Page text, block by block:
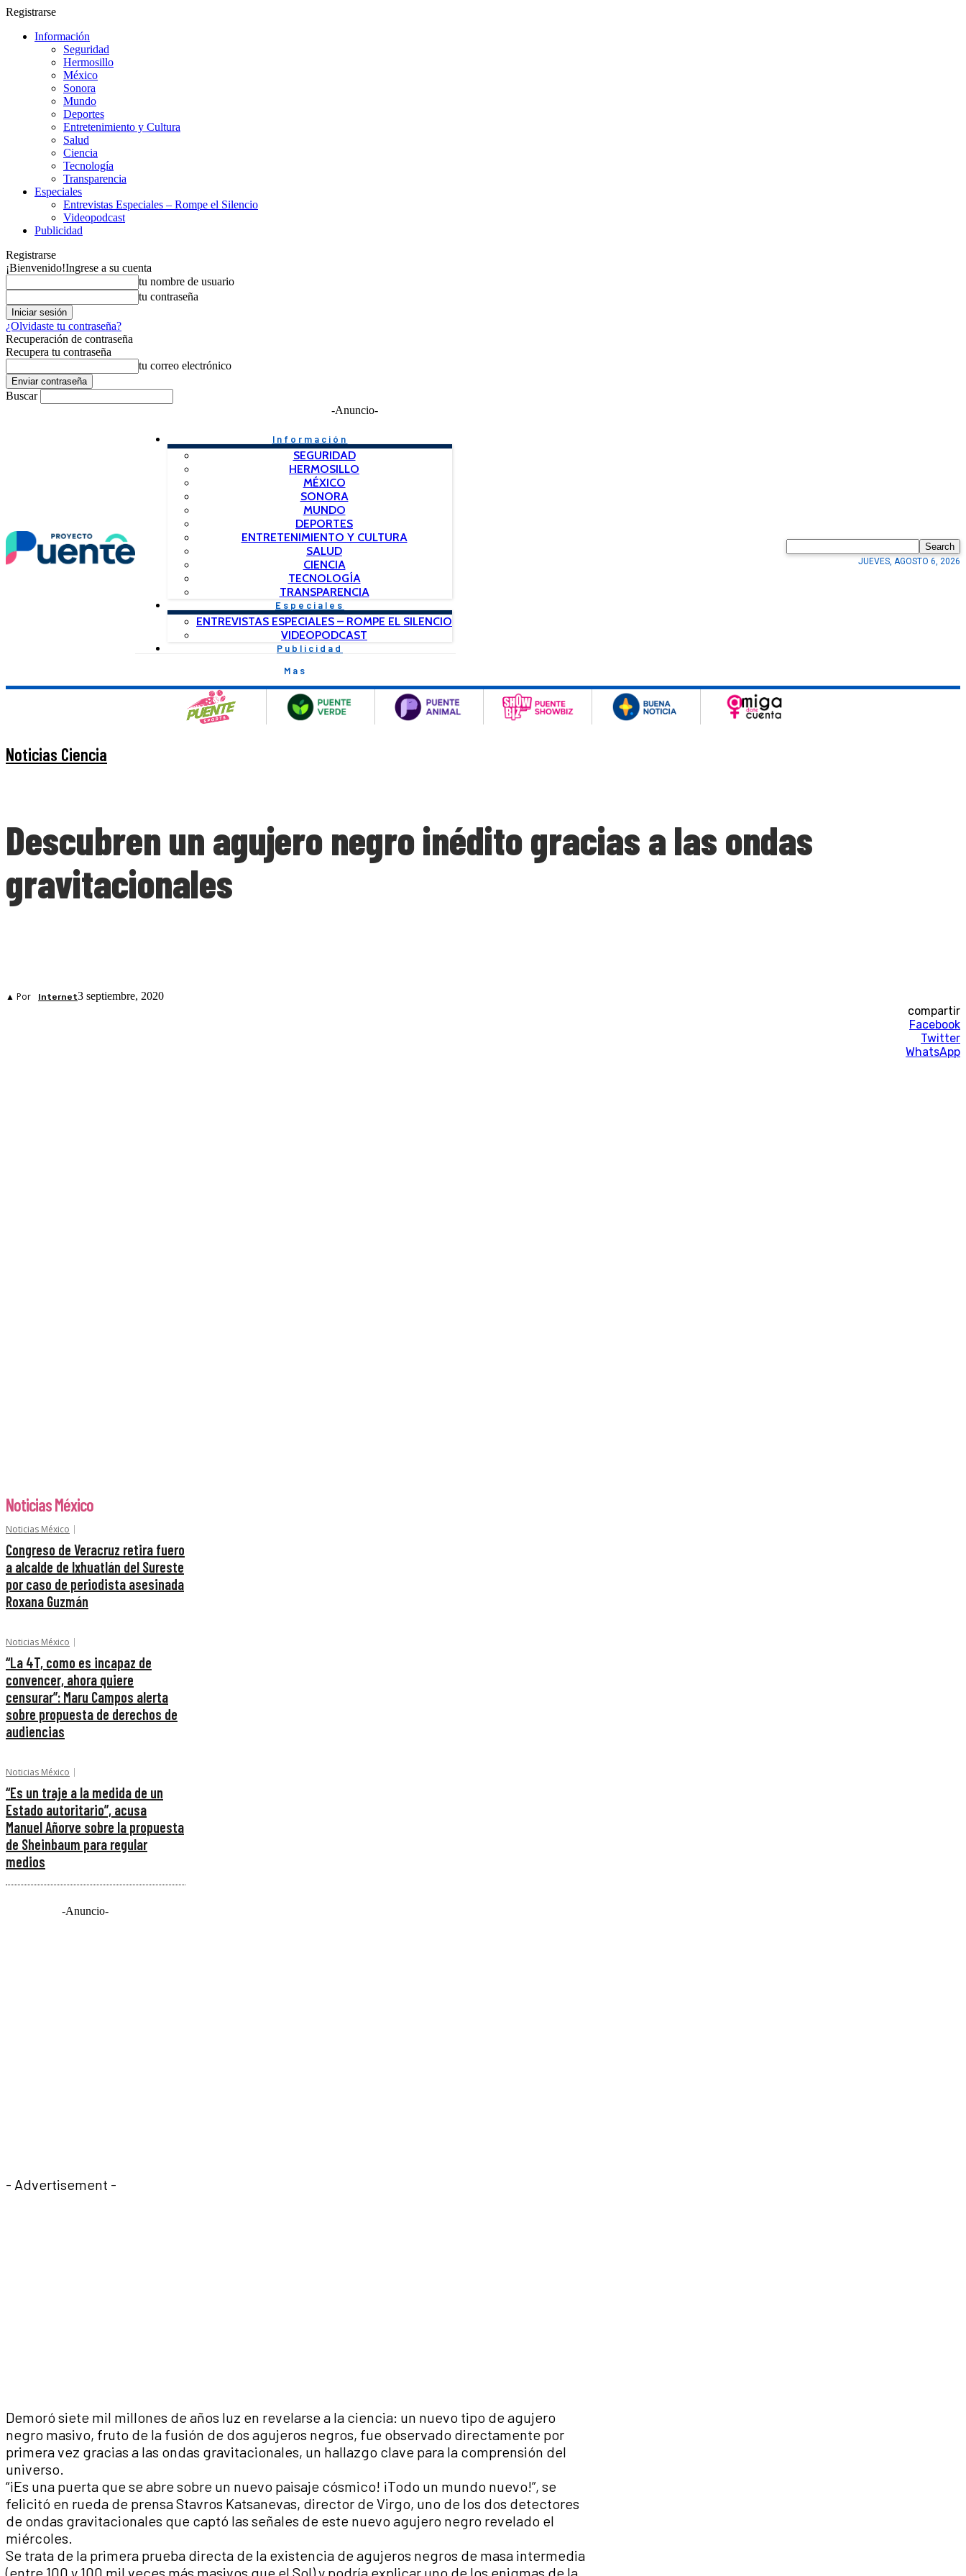
Registrarse
Información
Seguridad
Hermosillo
México
Sonora
Mundo
Deportes
Entretenimiento y Cultura
Salud
Ciencia
Tecnología
Transparencia
Especiales
Entrevistas Especiales – Rompe el Silencio
Videopodcast
Publicidad
Registrarse
¡Bienvenido!Ingrese a su cuenta
tu nombre de usuario
tu contraseña
¿Olvidaste tu contraseña?
Recuperación de contraseña
Recupera tu contraseña
tu correo electrónico
Buscar
-Anuncio-
Información
SEGURIDAD
HERMOSILLO
MÉXICO
SONORA
MUNDO
DEPORTES
ENTRETENIMIENTO Y CULTURA
SALUD
CIENCIA
TECNOLOGÍA
TRANSPARENCIA
Especiales
ENTREVISTAS ESPECIALES – ROMPE EL SILENCIO
VIDEOPODCAST
Publicidad
Mas
Search
JUEVES, AGOSTO 6, 2026
Noticias Ciencia
Descubren un agujero negro inédito gracias a las ondas
gravitacionales
▲ Por Internet3 septiembre, 2020
compartir
Facebook
Twitter
WhatsApp
Noticias México
Noticias México
Congreso de Veracruz retira fuero
a alcalde de Ixhuatlán del Sureste
por caso de periodista asesinada
Roxana Guzmán
Noticias México
“La 4T, como es incapaz de
convencer, ahora quiere
censurar”: Maru Campos alerta
sobre propuesta de derechos de
audiencias
Noticias México
“Es un traje a la medida de un
Estado autoritario”, acusa
Manuel Añorve sobre la propuesta
de Sheinbaum para regular
medios
-Anuncio-
- Advertisement -
Demoró siete mil millones de años luz en revelarse a la ciencia: un nuevo tipo de agujero
negro masivo, fruto de la fusión de dos agujeros negros, fue observado directamente por
primera vez gracias a las ondas gravitacionales, un hallazgo clave para la comprensión del
universo.
“¡Es una puerta que se abre sobre un nuevo paisaje cósmico! ¡Todo un mundo nuevo!”, se
felicitó en rueda de prensa Stavros Katsanevas, director de Virgo, uno de los dos detectores
de ondas gravitacionales que captó las señales de este nuevo agujero negro revelado el
miércoles.
Se trata de la primera prueba directa de la existencia de agujeros negros de masa intermedia
(entre 100 y 100 mil veces más masivos que el Sol) y podría explicar uno de los enigmas de la